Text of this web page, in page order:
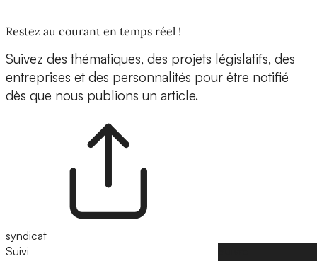
Restez au courant en temps réel !
Suivez des thématiques, des projets législatifs, des
entreprises et des personnalités pour être notifié
dès que nous publions un article.
syndicat
Suivi